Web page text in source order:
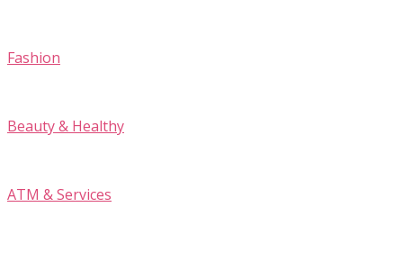
Fashion
Beauty & Healthy
ATM & Services